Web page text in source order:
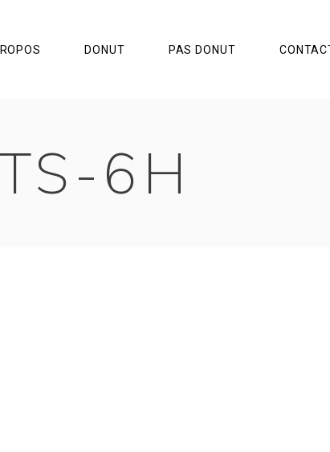
DONUT PAS DONUT
6H